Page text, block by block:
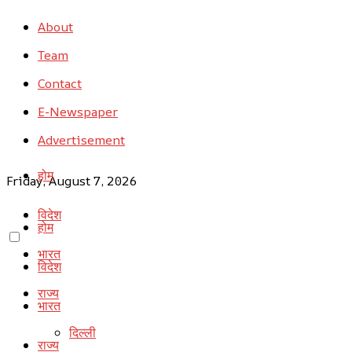
About
Team
Contact
E-Newspaper
Advertisement
Friday, August 7, 2026
होम
विदेश
भारत
राज्य
दिल्ली
होम
विदेश
भारत
राज्य